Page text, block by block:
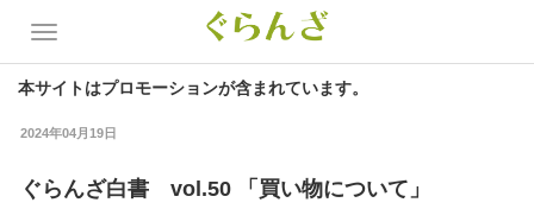
本サイトはプロモーションが含まれています。
2024年04月19日
ぐらんざ白書 vol.50 「買い物について」